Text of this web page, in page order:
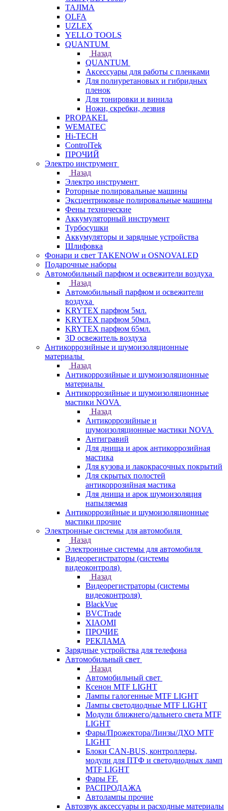
TAJIMA
OLFA
UZLEX
YELLO TOOLS
QUANTUM
Назад
QUANTUM
Аксессуары для работы с пленками
Для полиуретановых и гибридных
пленок
Для тонировки и винила
Ножи, скребки, лезвия
PROPAKEL
WEMATEC
Hi-TECH
ControlTek
ПРОЧИЙ
Электро инструмент
Назад
Электро инструмент
Роторные полировальные машины
Эксцентриковые полировальные машины
Фены технические
Аккумуляторный инструмент
Турбосушки
Аккумуляторы и зарядные устройства
Шлифовка
Фонари и свет TAKENOW и OSNOVALED
Подарочные наборы
Автомобильный парфюм и освежители воздуха
Назад
Автомобильный парфюм и освежители
воздуха
KRYTEX парфюм 5мл.
KRYTEX парфюм 50мл.
KRYTEX парфюм 65мл.
3D освежитель воздуха
Антикоррозийные и шумоизоляционные
материалы
Назад
Антикоррозийные и шумоизоляционные
материалы
Антикоррозийные и шумоизоляционные
мастики NOVA
Назад
Антикоррозийные и
шумоизоляционные мастики NOVA
Антигравий
Для днища и арок антикоррозийная
мастика
Для кузова и лакокрасочных покрытий
Для скрытых полостей
антикоррозийная мастика
Для днища и арок шумоизоляция
напыляемая
Антикоррозийные и шумоизоляционные
мастики прочие
Электронные системы для автомобиля
Назад
Электронные системы для автомобиля
Видеорегистраторы (системы
видеоконтроля)
Назад
Видеорегистраторы (системы
видеоконтроля)
BlackVue
BVCTrade
XIAOMI
ПРОЧИЕ
РЕКЛАМА
Зарядные устройства для телефона
Автомобильный свет
Назад
Автомобильный свет
Ксенон MTF LIGHT
Лампы галогенные MTF LIGHT
Лампы светодиодные MTF LIGHT
Модули ближнего/дальнего света MTF
LIGHT
Фары/Прожектора/Линзы/ДХО MTF
LIGHT
Блоки CAN-BUS, контроллеры,
модули для ПТФ и светодиодных ламп
MTF LIGHT
Фары FF.
РАСПРОДАЖА
Автолампы прочие
Автозвук аксессуары и расходные материалы